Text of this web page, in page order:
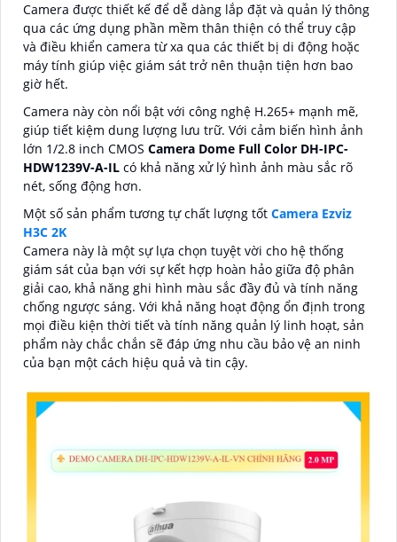
Camera được thiết kế để dễ dàng lắp đặt và quản lý thông
qua các ứng dụng phần mềm thân thiện có thể truy cập
và điều khiển camera từ xa qua các thiết bị di động hoặc
máy tính giúp việc giám sát trở nên thuận tiện hơn bao
giờ hết.
Camera này còn nổi bật với công nghệ H.265+ mạnh mẽ,
giúp tiết kiệm dung lượng lưu trữ. Với cảm biến hình ảnh
lớn 1/2.8 inch CMOS Camera Dome Full Color DH-IPC-
HDW1239V-A-IL có khả năng xử lý hình ảnh màu sắc rõ
nét, sống động hơn.
Một số sản phẩm tương tự chất lượng tốt Camera Ezviz
H3C 2K
Camera này là một sự lựa chọn tuyệt vời cho hệ thống
giám sát của bạn với sự kết hợp hoàn hảo giữa độ phân
giải cao, khả năng ghi hình màu sắc đầy đủ và tính năng
chống ngược sáng. Với khả năng hoạt động ổn định trong
mọi điều kiện thời tiết và tính năng quản lý linh hoạt, sản
phẩm này chắc chắn sẽ đáp ứng nhu cầu bảo vệ an ninh
của bạn một cách hiệu quả và tin cậy.